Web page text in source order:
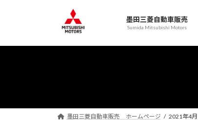
プ
動
墨田三菱自動車販売
Sumida Mitsubishi Motors
墨田三菱自動車販売 ホームページ 2021年4月